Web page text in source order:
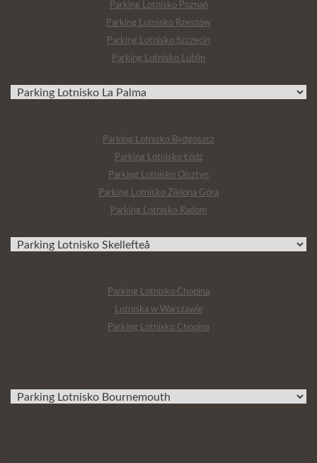
Parking Lotnisko Poznań
Parking Lotnisko Rzeszów
Parking Lotnisko Szczecin
Parking Lotnisko Lublin
Parking Lotnisko Bydgoszcz
Parking Lotnisko Łódź
Parking Lotnisko Olsztyn
Parking Lotnisko Zielona Góra
Parking Lotnisko Radom
Parking Lotnisko Chopina
Lotniska w Warszawie
Parking Lotnisko Chopina